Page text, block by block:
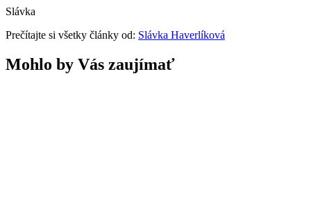
Slávka
Prečítajte si všetky články od: Slávka Haverlíková
Mohlo by Vás zaujímať